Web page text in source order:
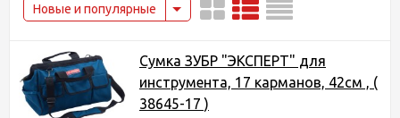
Новые и популярные
Сумка ЗУБР "ЭКСПЕРТ" для
инструмента, 17 карманов, 42см , (
38645-17 )